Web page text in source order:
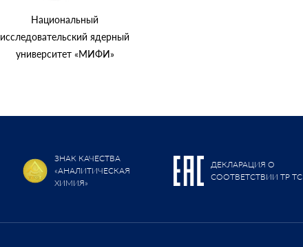
Национальный
исследовательский ядерный
университет «МИФИ»
ЗНАК КАЧЕСТВА
«АНАЛИТИЧЕСКАЯ
ХИМИЯ»
ДЕКЛАРАЦИЯ О
СООТВЕТСТВИИ ТР ТС